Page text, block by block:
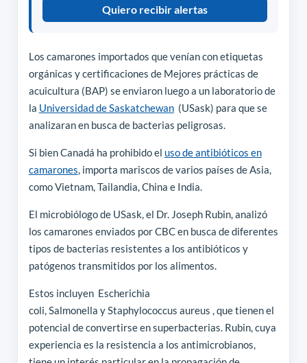
Quiero recibir alertas
Los camarones importados que venían con etiquetas
orgánicas y certificaciones de Mejores prácticas de
acuicultura (BAP) se enviaron luego a un laboratorio de
la Universidad de Saskatchewan(USask) para que se
analizaran en busca de bacterias peligrosas.
Si bien Canadá ha prohibido el uso de antibióticos en
camarones, importa mariscos de varios países de Asia,
como Vietnam, Tailandia, China e India.
El microbiólogo de USask, el Dr. Joseph Rubin, analizó
los camarones enviados por CBC en busca de diferentes
tipos de bacterias resistentes a los antibióticos y
patógenos transmitidos por los alimentos.
Estos incluyen Escherichia
coli, Salmonella y Staphylococcus aureus , que tienen el
potencial de convertirse en superbacterias. Rubin, cuya
experiencia es la resistencia a los antimicrobianos,